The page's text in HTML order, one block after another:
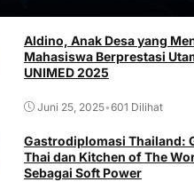
Aldino, Anak Desa yang
Mahasiswa Berprestasi
UNIMED 2025
Juni 25, 2025•601 Dilihat
Gastrodiplomasi Thailand:
Thai dan Kitchen of The
Sebagai Soft Power